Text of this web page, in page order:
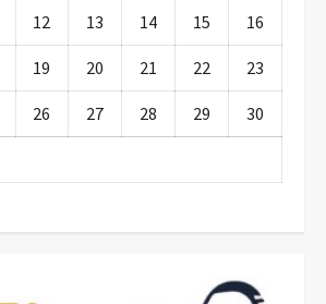
12 13 14 15 16
19 20 21 22 23
26 27 28 29 30